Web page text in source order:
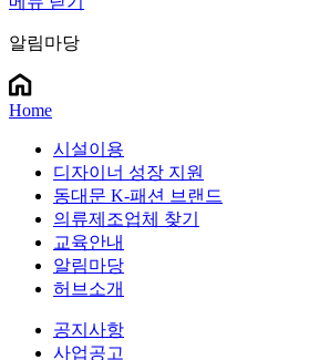
알림마당
Home
시설이용
디자이너 성장 지원
동대문 K-패션 브랜드
의류제조업체 찾기
교육안내
알림마당
허브소개
공지사항
사업공고